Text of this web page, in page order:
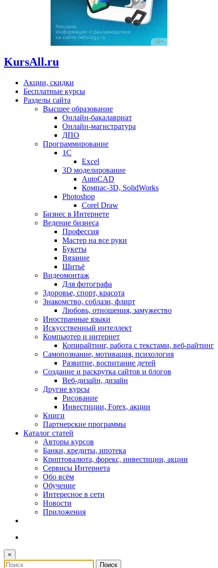
KursAll.ru
Акции, скидки
Бесплатные курсы
Разделы сайта
Высшее образование
Онлайн-бакалавриат
Онлайн-магистратура
ДПО
Программирование
1С
Excel
3D моделирование
AutoCAD
Компас-3D, SolidWorks
Photoshop
Corel Draw
Бизнес в Интернете
Ведение бизнеса
Профессия
Мастер на все руки
Букеты
Вязание
Шитьё
Видеомонтаж
Для фотографа
Здоровье, спорт, красота
Знакомство, соблазн, флирт
Любовь, отношения, замужество
Иностранные языки
Искусственный интеллект
Компьютер и интернет
Копирайтинг, работа с текстами, веб-райтинг
Самопознание, мотивация, психология
Развитие, воспитание детей
Создание и раскрутка сайтов и блогов
Веб-дизайн, дизайн
Другие курсы
Рисование
Инвестиции, Forex, акции
Книги
Партнерские программы
Каталог статей
Авторы курсов
Банки, кредиты, ипотека
Криптовалюта, форекс, инвестиции, акции
Сервисы Интернета
Обо всём
Обучение
Интересное в сети
Новости
Приложения
×